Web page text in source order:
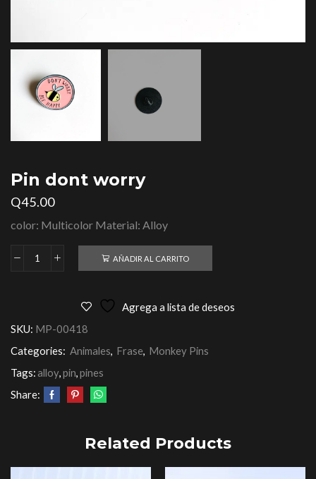
Pin dont worry
Q45.00
color: Multicolor Material: Alloy
AÑADIR AL CARRITO
Agrega a lista de deseos
SKU: MP-00418
Categories: Animales, Frase, Monkey Pins
Tags:alloy,pin,pines
Share:
Related Products